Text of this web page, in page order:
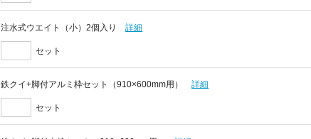
注水式ウエイト（小）2個入り 詳細
セット
鉄クイ+脚付アルミ枠セット（910×600mm用） 詳細
セット